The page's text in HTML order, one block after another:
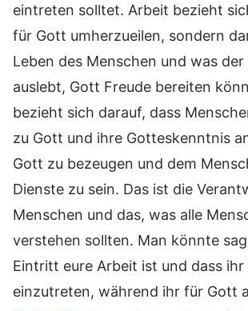
eintreten solltet. Arbeit bezieht
für Gott umherzueilen, sondern
Leben des Menschen und was der
auslebt, Gott Freude bereiten
bezieht sich darauf, dass
zu Gott und ihre Gotteskenntnis
Gott zu bezeugen und dem
Dienste zu sein. Das ist die
Menschen und das, was alle
verstehen sollten. Man könnte
Eintritt eure Arbeit ist und dass
einzutreten, während ihr für Gott